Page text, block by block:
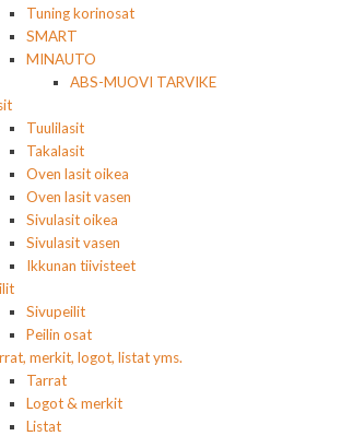
Tuning korinosat
SMART
MINAUTO
ABS-MUOVI TARVIKE
Tuulilasit
Takalasit
Oven lasit oikea
Oven lasit vasen
Sivulasit oikea
Sivulasit vasen
Ikkunan tiivisteet
Sivupeilit
Peilin osat
merkit, logot, listat yms.
Tarrat
Logot & merkit
Listat